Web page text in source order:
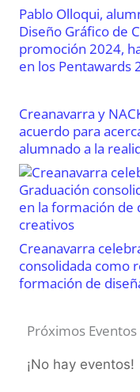
Pablo Olloqui,
Diseño Gráfico de
promoción 2024,
en los Pentawards
Creanavarra y
acuerdo para
alumnado a la
Creanavarra
consolidada como
formación de
Próximos Eventos
¡No hay eventos!